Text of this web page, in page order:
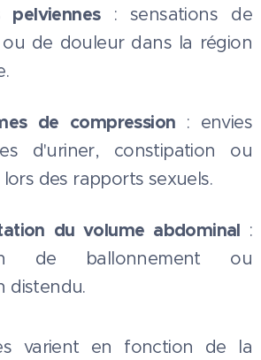
pelviennes: sensations de
ou de douleur dans la région
de compression : envies
d'uriner, constipation ou
des rapports sexuels.
du volume abdominal :
de ballonnement ou
distendu.
varient en fonction de la